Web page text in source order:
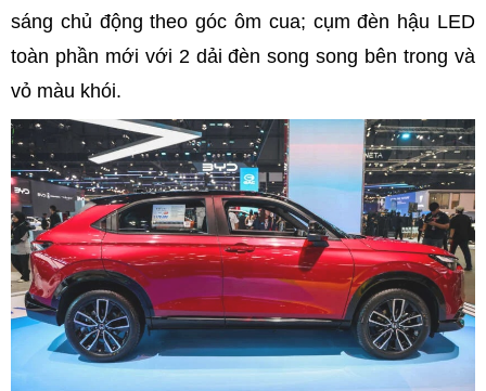
sáng chủ động theo góc ôm cua; cụm đèn hậu LED
toàn phần mới với 2 dải đèn song song bên trong và
vỏ màu khói.